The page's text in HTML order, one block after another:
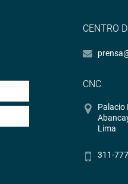
CENTRO
CNC
Palacio
Lima
311-